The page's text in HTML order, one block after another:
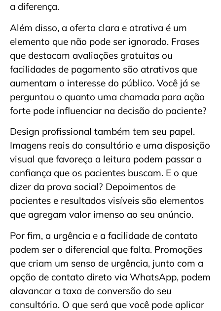
a diferença.
Além disso, a oferta clara e atrativa é um
elemento que não pode ser ignorado. Frases
que destacam avaliações gratuitas ou
facilidades de pagamento são atrativos que
aumentam o interesse do público. Você já se
perguntou o quanto uma chamada para ação
forte pode influenciar na decisão do paciente?
Design profissional também tem seu papel.
Imagens reais do consultório e uma disposição
visual que favoreça a leitura podem passar a
confiança que os pacientes buscam. E o que
dizer da prova social? Depoimentos de
pacientes e resultados visíveis são elementos
que agregam valor imenso ao seu anúncio.
Por fim, a urgência e a facilidade de contato
podem ser o diferencial que falta. Promoções
que criam um senso de urgência, junto com a
opção de contato direto via WhatsApp, podem
alavancar a taxa de conversão do seu
consultório. O que será que você pode aplicar